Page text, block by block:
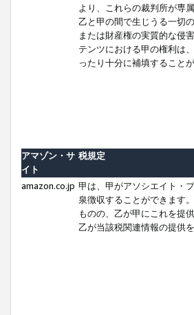
より、これらの裁判所が専
乙と甲の間で生じうる一切
または財産権の実質的な侵
テンツにおける甲の権利は
ったり十分に補填すること
アマゾン・サ
イト
税規定
amazon.co.jp 甲は、甲がアソシエイト・
泉徴収することができます
ものの、乙が甲にこれを提
乙が当該税関連情報の提供